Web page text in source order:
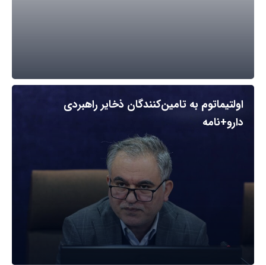
اولتیماتوم به تامین‌کنندگان ذخایر راهبردی
دارو+نامه